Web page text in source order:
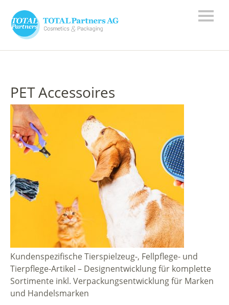
PET Accessoires
Kundenspezifische Tierspielzeug-, Fellpflege- und
Tierpflege-Artikel – Designentwicklung für komplette
Sortimente inkl. Verpackungsentwicklung für Marken
und Handelsmarken